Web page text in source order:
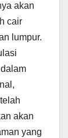
akan
cair
lumpur.
akan
yang